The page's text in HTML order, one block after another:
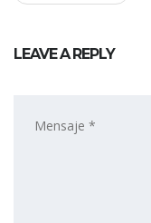
LEAVE A REPLY